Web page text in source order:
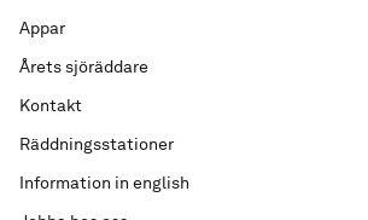
Appar
Årets sjöräddare
Kontakt
Räddningsstationer
Information in english